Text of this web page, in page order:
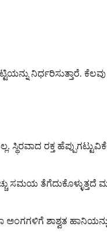
ನಿರ್ಧರಿಸುತ್ತಾರೆ.
ರಕ್ತ
ಸಮಯ ತೆಗೆದುಕೊಳ್ಳುತ್ತದೆ
ಶಾಶ್ವತ